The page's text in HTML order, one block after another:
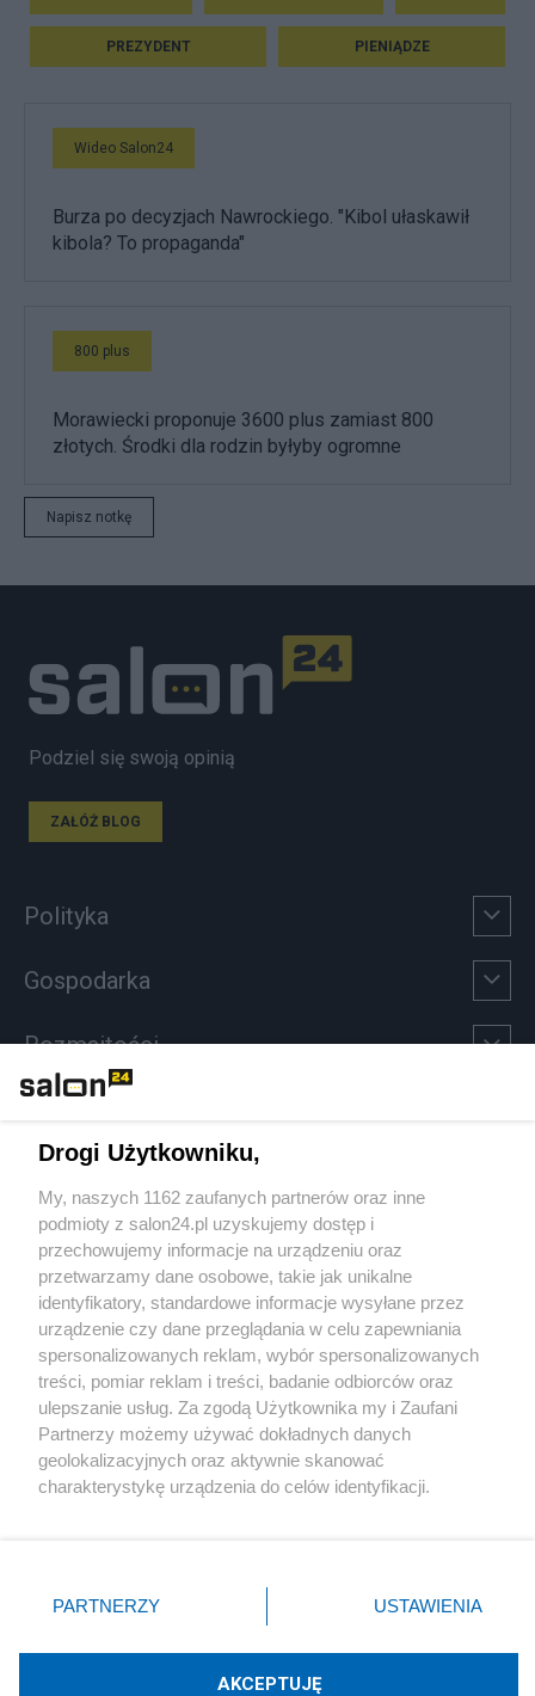
PREZYDENT PIENIĄDZE
Wideo Salon24
Burza po decyzjach Nawrockiego. "Kibol ułaskawił
kibola? To propaganda"
800 plus
Morawiecki proponuje 3600 plus zamiast 800
złotych. Środki dla rodzin byłyby ogromne
Napisz notkę
Podziel się swoją opinią
ZAŁÓŻ BLOG
Polityka
Gospodarka
Rozmaitości
Sport
Społeczeństwo
Kultura
X Facebook Instagram Youtube
Drogi Użytkowniku,
My, naszych 1162 zaufanych partnerów oraz inne
podmioty z salon24.pl uzyskujemy dostęp i
przechowujemy informacje na urządzeniu oraz
przetwarzamy dane osobowe, takie jak unikalne
identyfikatory, standardowe informacje wysyłane przez
urządzenie czy dane przeglądania w celu zapewniania
spersonalizowanych reklam, wybór spersonalizowanych
treści, pomiar reklam i treści, badanie odbiorców oraz
ulepszanie usług. Za zgodą Użytkownika my i Zaufani
Partnerzy możemy używać dokładnych danych
geolokalizacyjnych oraz aktywnie skanować
charakterystykę urządzenia do celów identyfikacji.
zmienić/wycofać klikając przycisk ustawień prywatności
znajdujący się w lewym dolnym rogu strony
rodzaje przetwarzania danych nie wymagają zgody
użytkownika, ale masz prawo sprzeciwić się takiemu
PARTNERZY USTAWIENIA
AKCEPTUJĘ